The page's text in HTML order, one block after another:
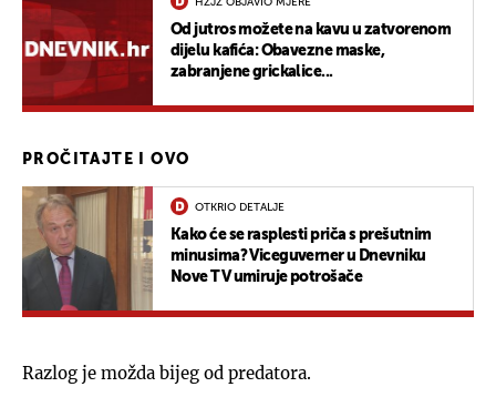
Od jutros možete na kavu u zatvorenom
dijelu kafića: Obavezne maske,
zabranjene grickalice...
PROČITAJTE I OVO
OTKRIO DETALJE
Kako će se rasplesti priča s prešutnim
minusima? Viceguverner u Dnevniku
Nove TV umiruje potrošače
Razlog je možda bijeg od predatora.